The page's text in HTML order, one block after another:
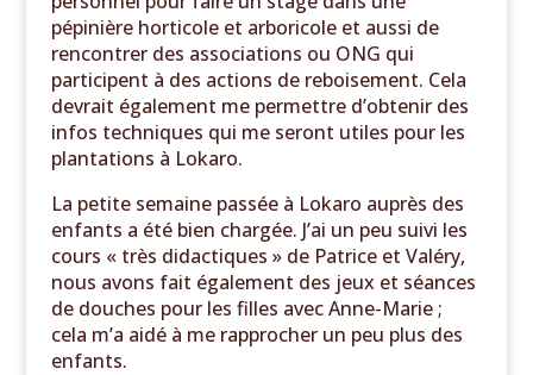
pépinière horticole et arboricole et aussi de
rencontrer des associations ou ONG qui
participent à des actions de reboisement. Cela
devrait également me permettre d’obtenir des
infos techniques qui me seront utiles pour les
plantations à Lokaro.
La petite semaine passée à Lokaro auprès des
enfants a été bien chargée. J’ai un peu suivi les
cours « très didactiques » de Patrice et Valéry,
nous avons fait également des jeux et séances
de douches pour les filles avec Anne-Marie ;
cela m’a aidé à me rapprocher un peu plus des
enfants.